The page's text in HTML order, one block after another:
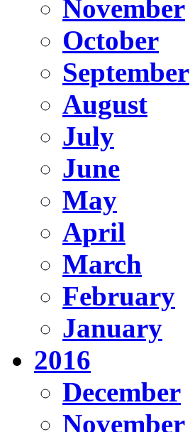
November
October
September
August
July
June
May
April
March
February
January
2016
December
November